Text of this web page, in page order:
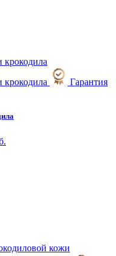
Гарантия